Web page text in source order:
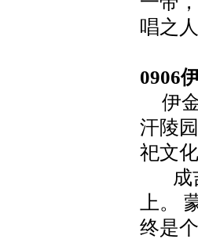
唱之
0906
伊
汗陵
祀文
成
上。
终是